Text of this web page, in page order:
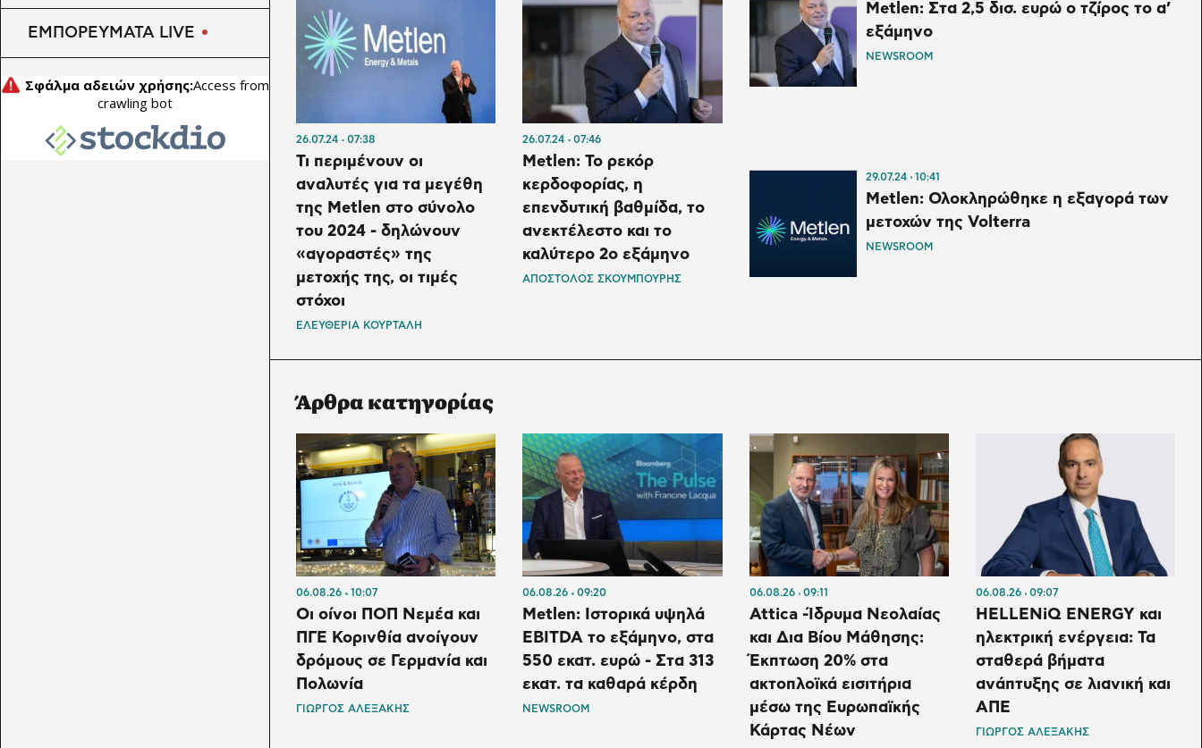
26.07.24 07:38
Τι περιμένουν οι
αναλυτές για τα μεγέθη
της Metlen στο σύνολο
του 2024 - δηλώνουν
«αγοραστές» της
μετοχής της, οι τιμές
στόχοι
ΕΛΕΥΘΕΡΙΑ ΚΟΥΡΤΑΛΗ
26.07.24 07:46
Metlen: Το ρεκόρ
κερδοφορίας, η
επενδυτική βαθμίδα, το
ανεκτέλεστο και το
καλύτερο 2ο εξάμηνο
ΑΠΟΣΤΟΛΟΣ ΣΚΟΥΜΠΟΥΡΗΣ
Metlen: Στα 2,5 δισ. ευρώ ο τζίρος το α’
εξάμηνο
NEWSROOM
29.07.24 10:41
Metlen: Ολοκληρώθηκε η εξαγορά των
μετοχών της Volterra
NEWSROOM
Άρθρα κατηγορίας
06.08.26 10:07
Οι οίνοι ΠΟΠ Νεμέα και
ΠΓΕ Κορινθία ανοίγουν
δρόμους σε Γερμανία και
Πολωνία
ΓΙΩΡΓΟΣ ΑΛΕΞΑΚΗΣ
06.08.26 09:20
Metlen: Ιστορικά υψηλά
EBITDA το εξάμηνο, στα
550 εκατ. ευρώ - Στα 313
εκατ. τα καθαρά κέρδη
NEWSROOM
06.08.26 09:11
Attica -Ίδρυμα Νεολαίας
και Δια Βίου Μάθησης:
Έκπτωση 20% στα
ακτοπλοϊκά εισιτήρια
μέσω της Ευρωπαϊκής
Κάρτας Νέων
06.08.26 09:07
HELLENiQ ENERGY και
ηλεκτρική ενέργεια: Τα
σταθερά βήματα
ανάπτυξης σε λιανική και
ΑΠΕ
ΓΙΩΡΓΟΣ ΑΛΕΞΑΚΗΣ
ΕΜΠΟΡΕΥΜΑΤΑ LIVE